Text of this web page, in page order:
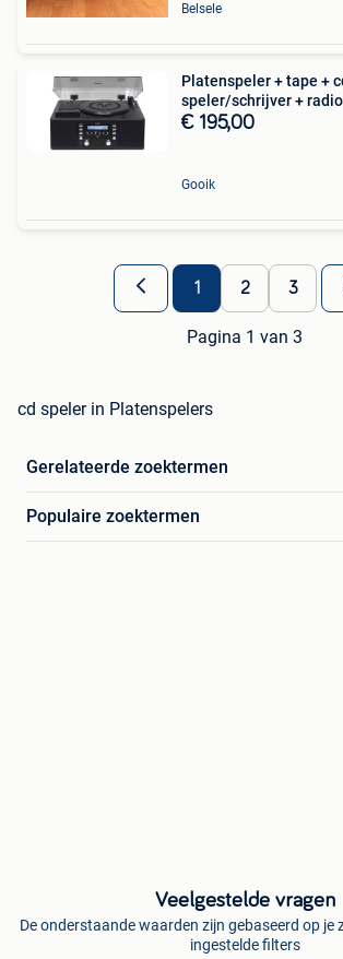
Belsele
Platenspeler + tape +
speler/schrijver +
€ 195,00
Gooik
1 2 3
Pagina 1 van 3
cd speler in Platenspelers
Gerelateerde zoektermen
Populaire zoektermen
Veelgestelde vragen
De onderstaande waarden zijn gebaseerd op je
ingestelde filters